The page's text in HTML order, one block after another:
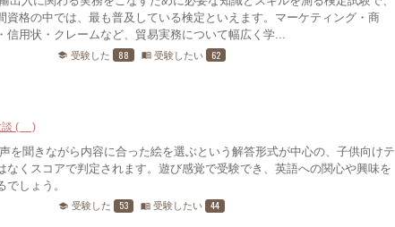
資格の中では、最も普及している検定といえます。マーケティング・商
信用状・クレームなど、貿易実務について幅広く学...
school 受験した 88 menu_book 受験したい 62
談 (1)
を聞きながら内容に合った絵を選ぶという解答形式が中心の、子供向けテ
なくスコアで判定されます。遊び感覚で受験でき、英語への関心や興味を
しょう。
school 受験した 53 menu_book 受験したい 44